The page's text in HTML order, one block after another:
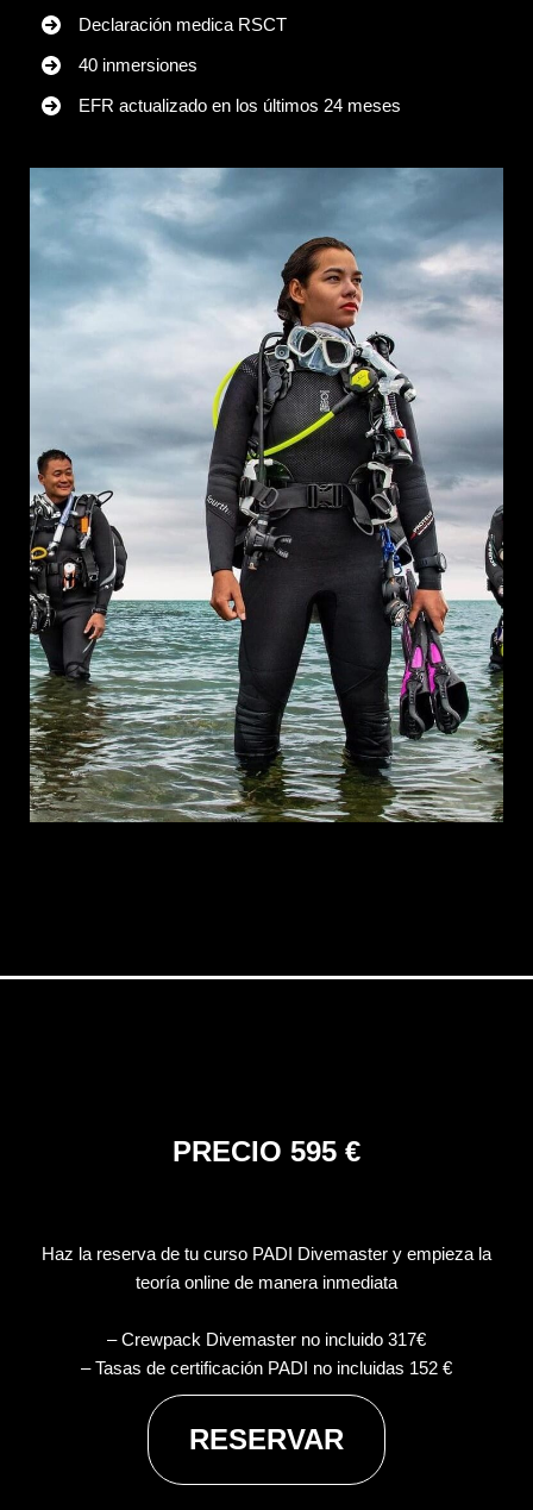
Declaración medica RSCT
40 inmersiones
EFR actualizado en los últimos 24 meses
PRECIO 595 €
Haz la reserva de tu curso PADI Divemaster y empieza la
teoría online de manera inmediata
– Crewpack Divemaster no incluido 317€
– Tasas de certificación PADI no incluidas 152 €
RESERVAR